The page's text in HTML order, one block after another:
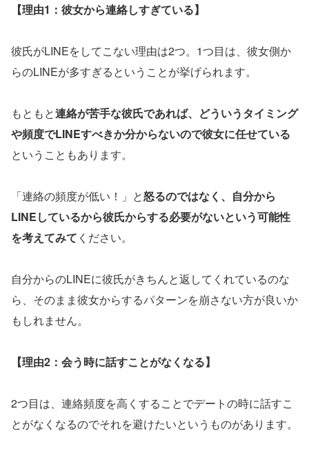
【理由1：彼女から連絡しすぎている】
彼氏がLINEをしてこない理由は2つ。1つ目は、彼女側か
らのLINEが多すぎるということが挙げられます。
もともと連絡が苦手な彼氏であれば、どういうタイミング
や頻度でLINEすべきか分からないので彼女に任せている
ということもあります。
「連絡の頻度が低い！」と怒るのではなく、自分から
LINEしているから彼氏からする必要がないという可能性
を考えてみて ください。
自分からのLINEに彼氏がきちんと返してくれているのな
ら、そのまま彼女からするパターンを崩さない方が良いか
もしれません。
【理由2：会う時に話すことがなくなる】
2つ目は、連絡頻度を高くすることでデートの時に話すこ
とがなくなるのでそれを避けたいというものがあります。